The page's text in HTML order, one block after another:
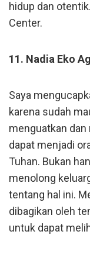
hidup dan
Center.
11. Nadia Eko
Saya
karena sudah
menguatkan
dapat menjadi
Tuhan. Bukan
menolong
tentang hal ini.
dibagikan oleh
untuk dapat